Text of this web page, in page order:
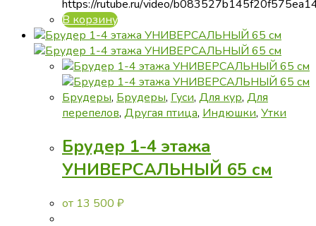
https://rutube.ru/video/
В корзину
Брудеры, Брудеры, Гуси, Для кур, Для
перепелов, Другая птица, Индюшки, Утки
Брудер 1-4 этажа
УНИВЕРСАЛЬНЫЙ 65 см
от 13 500 ₽